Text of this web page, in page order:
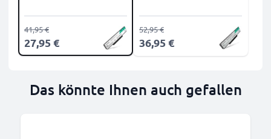
27,95 €
41,95 €
36,95 €
52,95 €
Das könnte Ihnen auch gefallen